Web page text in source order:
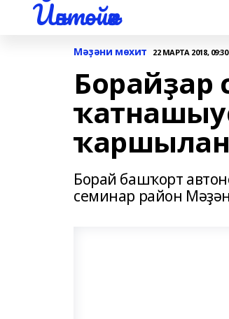
Йәнтөйәк
Мәҙәни мөхит 22 МАРТА 2018, 09:30
Борайҙар
Борай башҡорт
семинар район